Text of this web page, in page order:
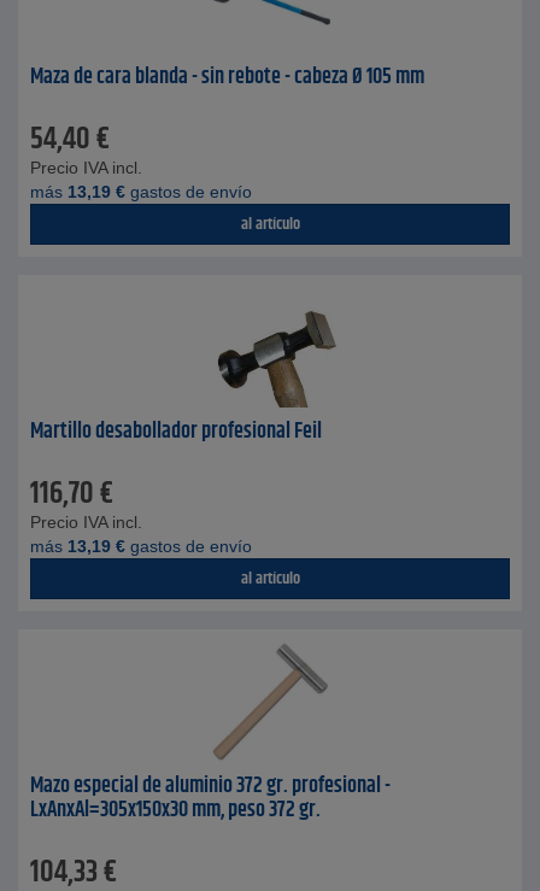
Maza de cara blanda - sin rebote - cabeza Ø 105 mm
54,40€
Precio IVA incl.
más 13,19 € gastos de envío
al artículo
Martillo desabollador profesional Feil
116,70€
Precio IVA incl.
más 13,19 € gastos de envío
al artículo
Mazo especial de aluminio 372 gr. profesional -
LxAnxAl=305x150x30 mm, peso 372 gr.
104,33€